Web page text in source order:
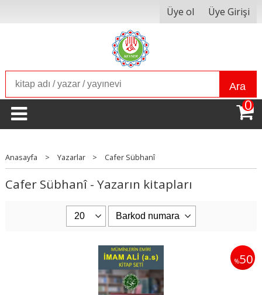
Üye ol Üye Girişi
Ara
0
Anasayfa > Yazarlar > Cafer Sübhanî
Cafer Sübhanî - Yazarın kitapları
%50